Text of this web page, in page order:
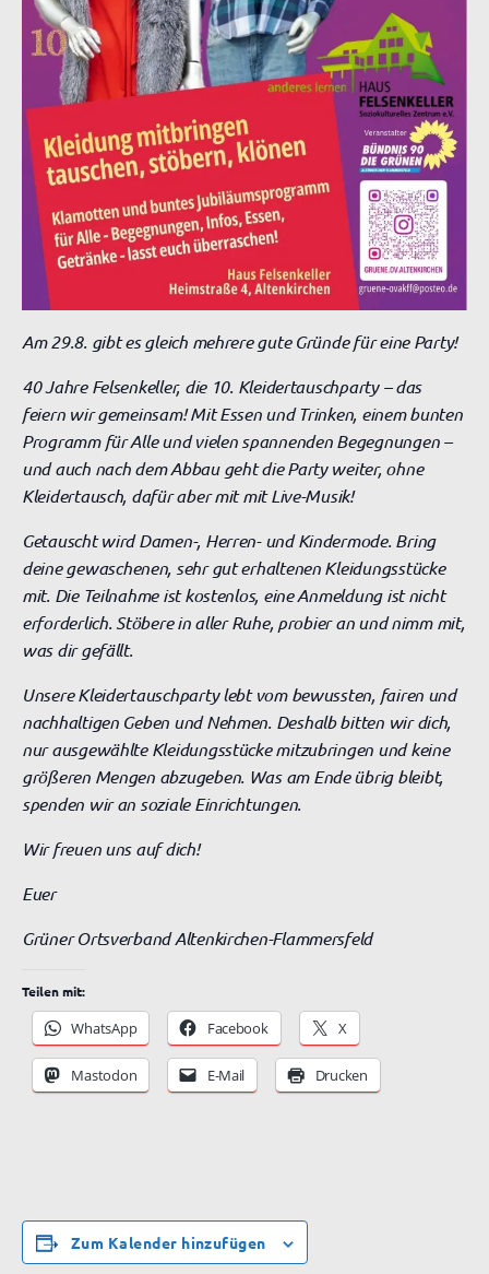
Am 29.8. gibt es gleich mehrere gute Gründe für eine Party!
40 Jahre Felsenkeller, die 10. Kleidertauschparty – das
feiern wir gemeinsam! Mit Essen und Trinken, einem bunten
Programm für Alle und vielen spannenden Begegnungen –
und auch nach dem Abbau geht die Party weiter, ohne
Kleidertausch, dafür aber mit mit Live-Musik!
Getauscht wird Damen-, Herren- und Kindermode. Bring
deinegewaschenen, sehr gut erhaltenen Kleidungsstücke
mit. Die Teilnahme ist kostenlos, eine Anmeldung ist nicht
erforderlich. Stöbere in aller Ruhe, probier an und nimm mit,
was dir gefällt.
Unsere Kleidertauschparty lebt vom bewussten, fairen und
nachhaltigen Geben und Nehmen. Deshalb bitten wir dich,
nur ausgewählte Kleidungsstücke mitzubringen und keine
größeren Mengen abzugeben. Was am Ende übrig bleibt,
spenden wir an soziale Einrichtungen.
Wir freuen uns auf dich!
Euer
Grüner Ortsverband Altenkirchen-Flammersfeld
Teilen mit:
WhatsApp Facebook X
Mastodon E-Mail Drucken
Zum Kalender hinzufügen